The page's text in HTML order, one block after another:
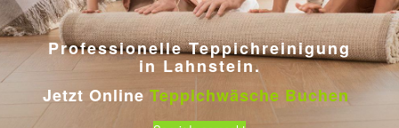
Jetzt Online Teppichwäsche Buchen
Professionelle Teppichreinigung
in Lahnstein.